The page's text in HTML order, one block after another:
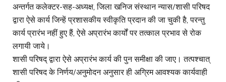
अन्तर्गत कलेक्टर-सह-अध्यक्ष, जिला खनिज संस्थान न्यास/शासी परिषद
द्वारा ऐसे कार्य जिन्हें प्रशासकीय स्वीकृति प्रदान की जा चुकी है, परन्तु
कार्य प्रारंभ नहीं हुए हैं, ऐसे अप्रारंभ कार्यों पर तत्काल प्रभाव से रोक
लगायी जाये।
शासी परिषद् द्वारा ऐसे अप्रारंभ कार्य की पुन समीक्षा की जाए। तत्पश्चात्
शासी परिषद के निर्णय/अनुमोदन अनुसार ही अग्रिम आवश्यक कार्यवाही